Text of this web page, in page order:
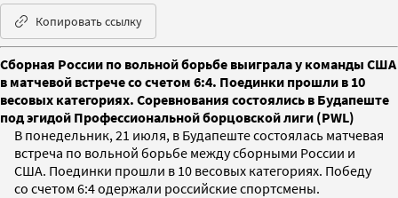
Копировать ссылку
Сборная России по вольной борьбе выиграла у команды США
в матчевой встрече со счетом 6:4. Поединки прошли в 10
весовых категориях. Соревнования состоялись в Будапеште
под эгидой Профессиональной борцовской лиги (PWL)
В понедельник, 21 июля, в Будапеште состоялась матчевая
встреча по вольной борьбе между сборными России и
США. Поединки прошли в 10 весовых категориях. Победу
со счетом 6:4 одержали российские спортсмены.